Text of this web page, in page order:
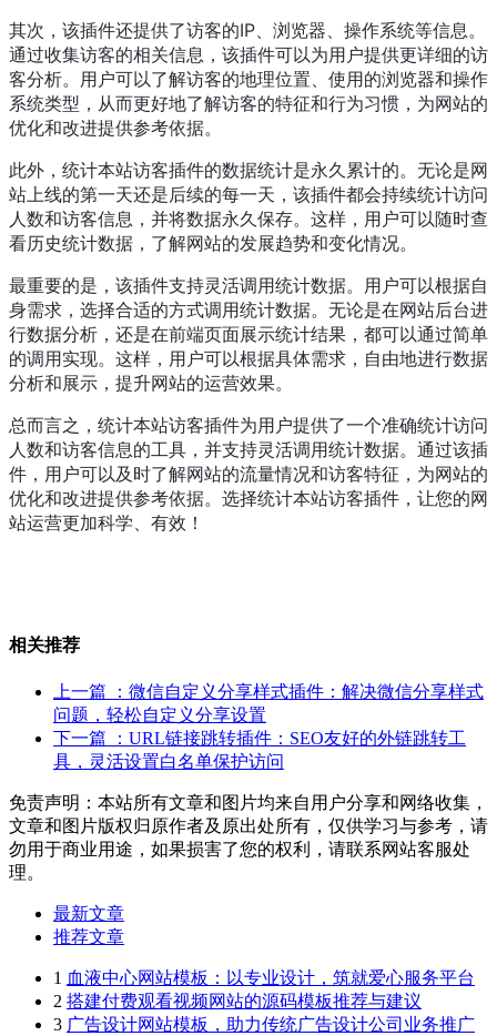
其次，该插件还提供了访客的IP、浏览器、操作系统等信息。
通过收集访客的相关信息，该插件可以为用户提供更详细的访
客分析。用户可以了解访客的地理位置、使用的浏览器和操作
系统类型，从而更好地了解访客的特征和行为习惯，为网站的
优化和改进提供参考依据。
此外，统计本站访客插件的数据统计是永久累计的。无论是网
站上线的第一天还是后续的每一天，该插件都会持续统计访问
人数和访客信息，并将数据永久保存。这样，用户可以随时查
看历史统计数据，了解网站的发展趋势和变化情况。
最重要的是，该插件支持灵活调用统计数据。用户可以根据自
身需求，选择合适的方式调用统计数据。无论是在网站后台进
行数据分析，还是在前端页面展示统计结果，都可以通过简单
的调用实现。这样，用户可以根据具体需求，自由地进行数据
分析和展示，提升网站的运营效果。
总而言之，统计本站访客插件为用户提供了一个准确统计访问
人数和访客信息的工具，并支持灵活调用统计数据。通过该插
件，用户可以及时了解网站的流量情况和访客特征，为网站的
优化和改进提供参考依据。选择统计本站访客插件，让您的网
站运营更加科学、有效！
相关推荐
上一篇
：微信自定义分享样式插件：解决微信分享样式
问题，轻松自定义分享设置
下一篇
：URL链接跳转插件：SEO友好的外链跳转工
具，灵活设置白名单保护访问
免责声明：本站所有文章和图片均来自用户分享和网络收集，
文章和图片版权归原作者及原出处所有，仅供学习与参考，请
勿用于商业用途，如果损害了您的权利，请联系网站客服处
理。
最新文章
推荐文章
1 血液中心网站模板：以专业设计，筑就爱心服务平台
2 搭建付费观看视频网站的源码模板推荐与建议
3 广告设计网站模板，助力传统广告设计公司业务推广